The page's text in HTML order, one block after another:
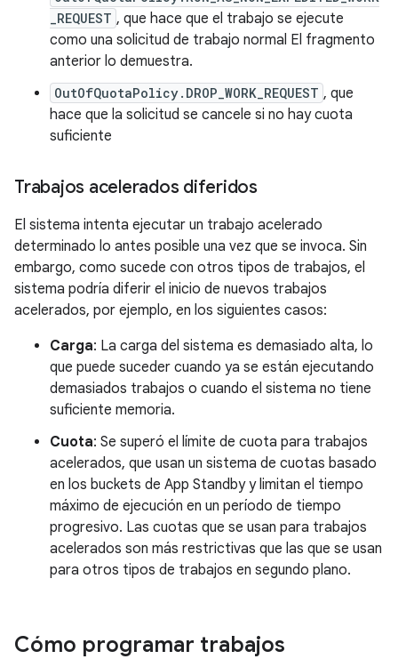
_REQUEST , que hace que el trabajo se ejecute
como una solicitud de trabajo normal El fragmento
anterior lo demuestra.
OutOfQuotaPolicy.DROP_WORK_REQUEST , que
hace que la solicitud se cancele si no hay cuota
suficiente
Trabajos acelerados diferidos
El sistema intenta ejecutar un trabajo acelerado
determinado lo antes posible una vez que se invoca. Sin
embargo, como sucede con otros tipos de trabajos, el
sistema podría diferir el inicio de nuevos trabajos
acelerados, por ejemplo, en los siguientes casos:
Carga: La carga del sistema es demasiado alta, lo
que puede suceder cuando ya se están ejecutando
demasiados trabajos o cuando el sistema no tiene
suficiente memoria.
Cuota: Se superó el límite de cuota para trabajos
acelerados, que usan un sistema de cuotas basado
en los buckets de App Standby y limitan el tiempo
máximo de ejecución en un período de tiempo
progresivo. Las cuotas que se usan para trabajos
acelerados son más restrictivas que las que se usan
para otros tipos de trabajos en segundo plano.
Cómo programar trabajos